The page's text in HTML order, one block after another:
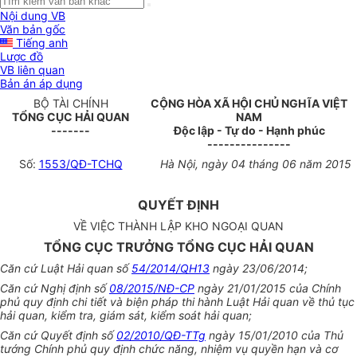
Nội dung VB
Văn bản gốc
Tiếng anh
Lược đồ
VB liên quan
Bản án áp dụng
BỘ TÀI CHÍNH
TỔNG CỤC HẢI QUAN
-------
CỘNG HÒA XÃ HỘI CHỦ NGHĨA VIỆT
NAM
Độc lập - Tự do - Hạnh phúc
---------------
Số: 1553/QĐ-TCHQ Hà Nội, ngày 04 tháng 06 năm 2015
QUYẾT ĐỊNH
VỀ VIỆC THÀNH LẬP KHO NGOẠI QUAN
TỔNG CỤC TRƯỞNG TỔNG CỤC HẢI QUAN
Căn cứ Luật Hải quan số54/2014/QH13 ngày 23/06/2014;
Căn cứ Nghị định số08/2015/NĐ-CP ngày 21/01/2015 của Chính
phủ quy định chi tiết và biện pháp thi hành Luật Hải quan về thủ tục
hải quan, kiểm tra, giám sát, kiểm soát hải quan;
Căn cứ Quyết định số02/2010/QĐ-TTg ngày 15/01/2010 của Thủ
tướng Chính phủ quy định chức năng, nhiệm vụ quyền hạn và cơ